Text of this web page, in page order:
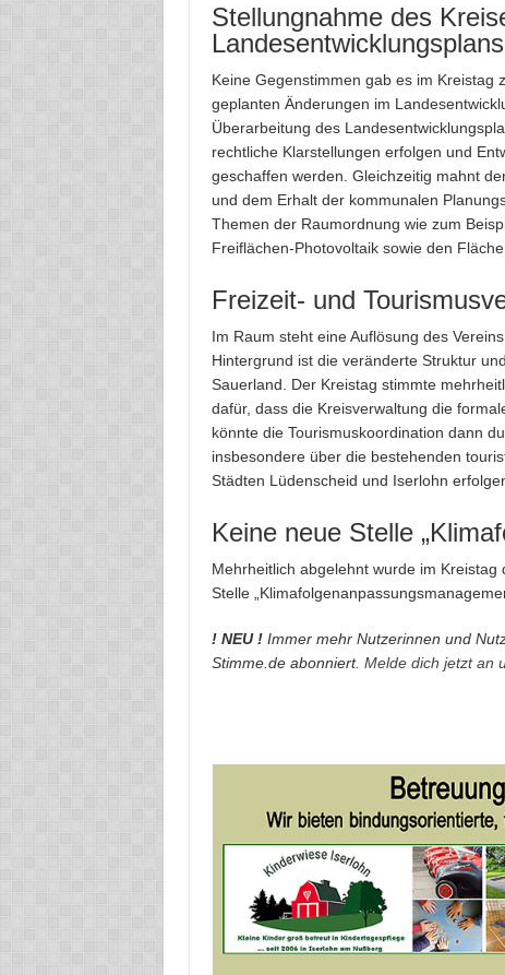
Stellungnahme des
Keine Gegenstimmen gab es im Kreistag
geplanten Änderungen im
Überarbeitung des
rechtliche Klarstellungen erfolgen und
geschaffen werden. Gleichzeitig mahnt
und dem Erhalt der kommunalen
Themen der Raumordnung wie zum
Freiflächen-Photovoltaik sowie den
Freizeit- und
Im Raum steht eine Auflösung des
Hintergrund ist die veränderte Struktur
Sauerland. Der Kreistag stimmte
dafür, dass die Kreisverwaltung die
könnte die Tourismuskoordination dann
insbesondere über die bestehenden
Städten Lüdenscheid und Iserlohn
Keine neue Stelle
Mehrheitlich abgelehnt wurde im
Stelle
! NEU !Immer mehr Nutzerinnen und
Stimme.de abonniert. Melde dich jetzt an